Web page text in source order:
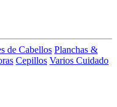
de Cabellos Planchas &
Cepillos Varios Cuidado